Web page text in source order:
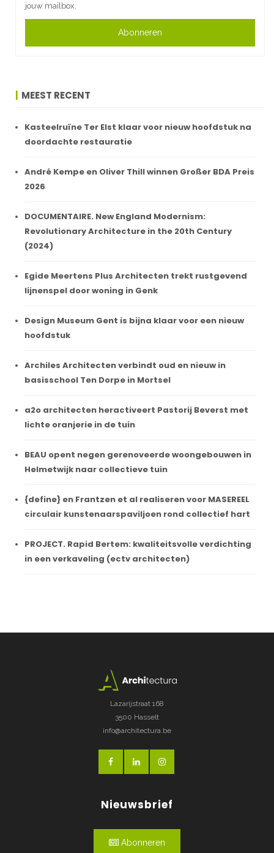
jouw mailbox.
Abonneren
MEEST RECENT
Kasteelruïne Ter Elst klaar voor nieuw hoofdstuk na
doordachte restauratie
André Kempe en Oliver Thill winnen Großer BDA Preis
2026
DOCUMENTAIRE. New England Modernism:
Revolutionary Architecture in the 20th Century
(2024)
Egide Meertens Plus Architecten trekt rustgevend
lijnenspel door woning in Genk
Design Museum Gent is bijna klaar voor een nieuw
hoofdstuk
Archiles Architecten verbindt oud en nieuw in
basisschool Ten Dorpe in Mortsel
a2o architecten heractiveert Pastorij Beverst met
lichte oranjerie in de tuin
BEAU opent negen gerenoveerde woongebouwen in
Helmetwijk naar collectieve tuin
{define} en Frantzen et al realiseren voor MASEREEL
circulair kunstenaarspaviljoen rond collectief hart
PROJECT. Rapid Bertem: kwaliteitsvolle verdichting
in een verkaveling (ectv architecten)
Lazarijstraat 168
3500 Hasselt
info@architectura.be
Nieuwsbrief
Abonneren